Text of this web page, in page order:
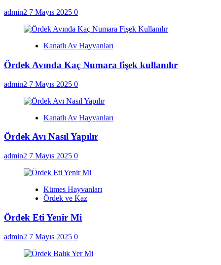
admin2 7 Mayıs 2025 0
Kanatlı Av Hayvanları
Ördek Avında Kaç Numara fişek kullanılır
admin2 7 Mayıs 2025 0
Kanatlı Av Hayvanları
Ördek Avı Nasıl Yapılır
admin2 7 Mayıs 2025 0
Kümes Hayvanları
Ördek ve Kaz
Ördek Eti Yenir Mi
admin2 7 Mayıs 2025 0